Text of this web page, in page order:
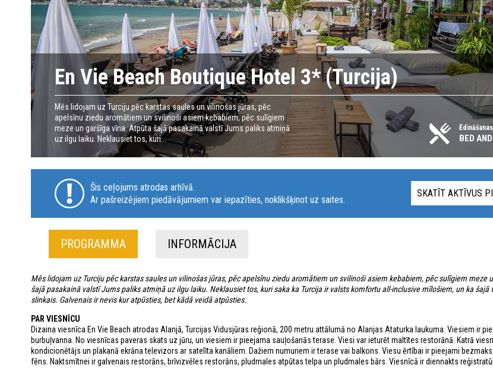
En Vie Beach Boutique Hotel 3* (Turcija)
Mēs lidojam uz Turciju pēc karstas saules un vilinošas jūras, pēc
apelsīnu ziedu aromātiem un svilinoši asiem kebabiem, pēc sulīgiem
meze un garšīga vīna. Atpūta šajā pasakainā valstī Jums paliks atmiņā
uz ilgu laiku. Neklausiet tos, kuri...
BED
SKATĪT AKTĪVUS
Šis ceļojums atrodas arhīvā.
Ar pašreizējiem piedāvājumiem var iepazīties, noklikšķinot uz saites.
PROGRAMMA INFORMĀCIJA
Mēs lidojam uz Turciju pēc karstas saules un vilinošas jūras, pēc apelsīnu ziedu aromātiem un svilinoši asiem kebabiem, pēc sulīgiem meze
šajā pasakainā valstī Jums paliks atmiņā uz ilgu laiku. Neklausiet tos, kuri saka ka Turcija ir valsts komfortu all-inclusive mīlošiem, un ka šajā
slinkais. Galvenais ir nevis kur atpūsties, bet kādā veidā atpūsties.​
PAR VIESNĪCU
Dizaina viesnīca En Vie Beach atrodas Alanjā, Turcijas Vidusjūras reģionā, 200 metru attālumā no Alanjas Ataturka laukuma. Viesiem ir
burbuļvanna. No viesnīcas paveras skats uz jūru, un viesiem ir pieejama sauļošanās terase. Viesi var ieturēt maltītes restorānā. Katrā
kondicionētājs un plakanā ekrāna televizors ar satelīta kanāliem. Dažiem numuriem ir terase vai balkons. Viesu ērtībai ir pieejami
fēns. Naktsmītnei ir galvenais restorāns, brīvizvēles restorāns, pludmales atpūtas telpa un pludmales bārs. Viesnīcā ir diennakts